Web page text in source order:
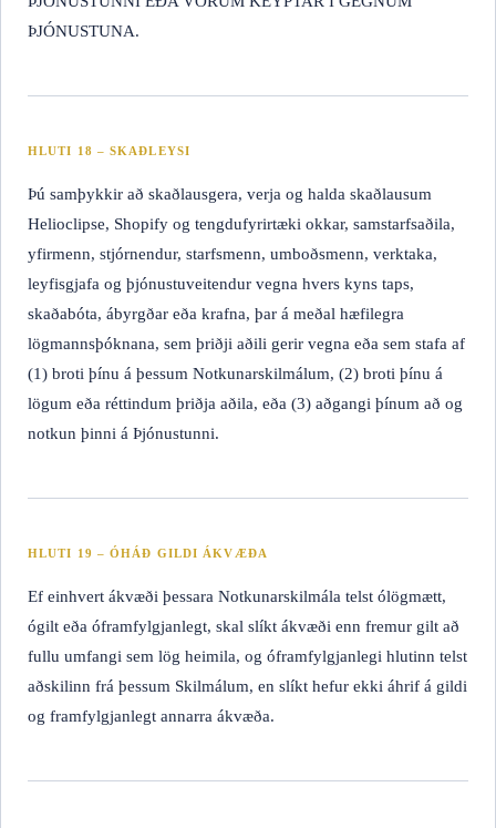
ÞJÓNUSTUNA.
HLUTI 18 – SKAÐLEYSI
Þú samþykkir að skaðlaus­gera, verja og halda skaðlausum
Helioclipse, Shopify og tengdufyrirtæki okkar, samstarfsaðila,
yfirmenn, stjórnendur, starfsmenn, umboðsmenn, verktaka,
leyfisgjafa og þjónustuveitendur vegna hvers kyns taps,
skaðabóta, ábyrgðar eða krafna, þar á meðal hæfilegra
lögmannsþóknana, sem þriðji aðili gerir vegna eða sem stafa af
(1) broti þínu á þessum Notkunarskilmálum, (2) broti þínu á
lögum eða réttindum þriðja aðila, eða (3) aðgangi þínum að og
notkun þinni á Þjónustunni.
HLUTI 19 – ÓHÁÐ GILDI ÁKVÆÐA
Ef einhvert ákvæði þessara Notkunarskilmála telst ólögmætt,
ógilt eða óframfylgjanlegt, skal slíkt ákvæði enn fremur gilt að
fullu umfangi sem lög heimila, og óframfylgjanlegi hlutinn telst
aðskilinn frá þessum Skilmálum, en slíkt hefur ekki áhrif á gildi
og framfylgjanlegt annarra ákvæða.